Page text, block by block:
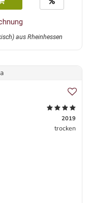
aus Rheinhessen
2019
trocken